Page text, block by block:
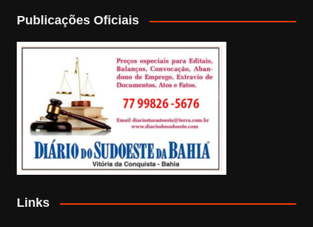
Publicações Oficiais
Links